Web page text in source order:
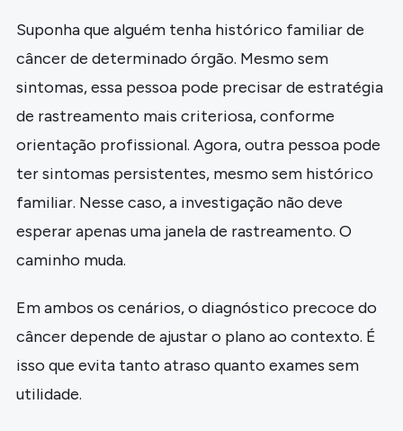
Suponha que alguém tenha histórico familiar de
câncer de determinado órgão. Mesmo sem
sintomas, essa pessoa pode precisar de estratégia
de rastreamento mais criteriosa, conforme
orientação profissional. Agora, outra pessoa pode
ter sintomas persistentes, mesmo sem histórico
familiar. Nesse caso, a investigação não deve
esperar apenas uma janela de rastreamento. O
caminho muda.
Em ambos os cenários, o diagnóstico precoce do
câncer depende de ajustar o plano ao contexto. É
isso que evita tanto atraso quanto exames sem
utilidade.